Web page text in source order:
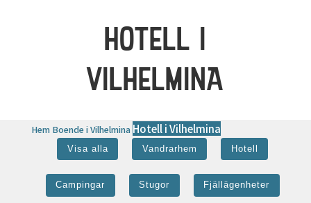
HOTELL I
VILHELMINA
Hem Boende i Vilhelmina Hotell i Vilhelmina
Visa alla Vandrarhem Hotell
Campingar Stugor Fjällägenheter